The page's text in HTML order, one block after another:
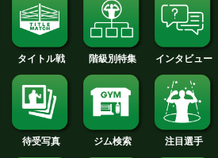
2014年
2013年